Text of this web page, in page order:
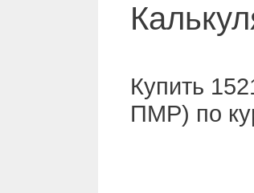
Купить
ПМР) по